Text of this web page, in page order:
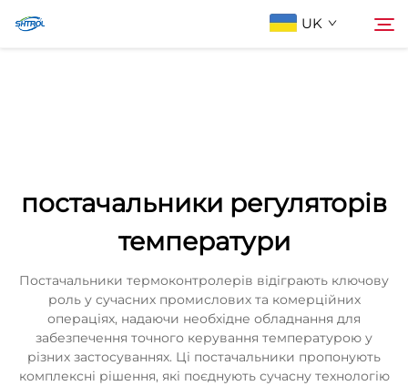
UK
постачальники регуляторів
температури
Постачальники термоконтролерів відіграють ключову
роль у сучасних промислових та комерційних
операціях, надаючи необхідне обладнання для
забезпечення точного керування температурою у
різних застосуваннях. Ці постачальники пропонують
комплексні рішення, які поєднують сучасну технологію